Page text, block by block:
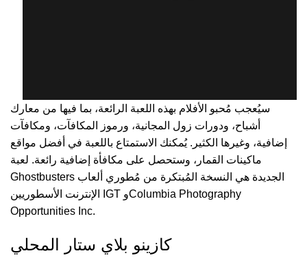
سيُعجب مُحبو الأفلام بهذه اللعبة الرائعة، بما فيها من معارك
أشباح، ودورات زول المجانية، ورموز المكافآت، ومكافآت
إضافية، وغيرها الكثير. يُمكنك الاستمتاع باللعبة في أفضل مواقع
ماكينات القمار، وستحصل على مكافأة إضافية رائعة. لعبة
Ghostbusters الجديدة هي النسخة المُبتكرة من مُطوري ألعاب
الإنترنت الأسطوريين IGT وColumbia Photography
Opportunities Inc.
كازينو بلاي ستار المحلي